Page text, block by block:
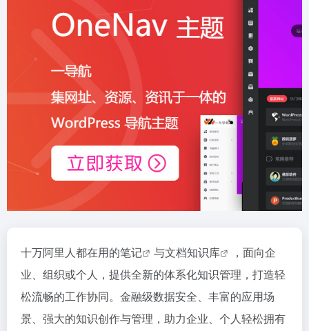
十万阿里人都在用的笔记 与文档知识库
，面向企
业、组织或个人，提供全新的体系化知识管理，打造轻
松流畅的工作协同。金融级数据安全、丰富的应用场
景、强大的知识创作与管理，助力企业、个人轻松拥有